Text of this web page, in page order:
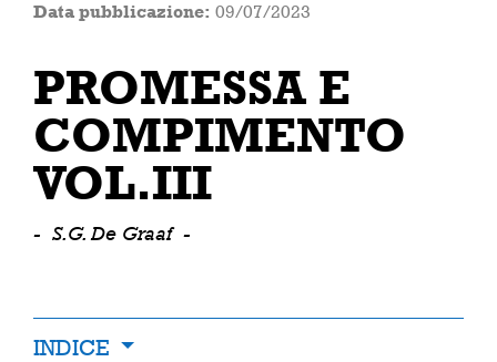
Data pubblicazione: 09/07/2023
PROMESSA E
COMPIMENTO
VOL.III
- S.G. De Graaf -
INDICE